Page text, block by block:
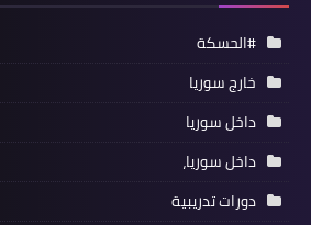
#الحسكة
خارج سوريا
داخل سوريا
داخل سوريا،
دورات تدريبية